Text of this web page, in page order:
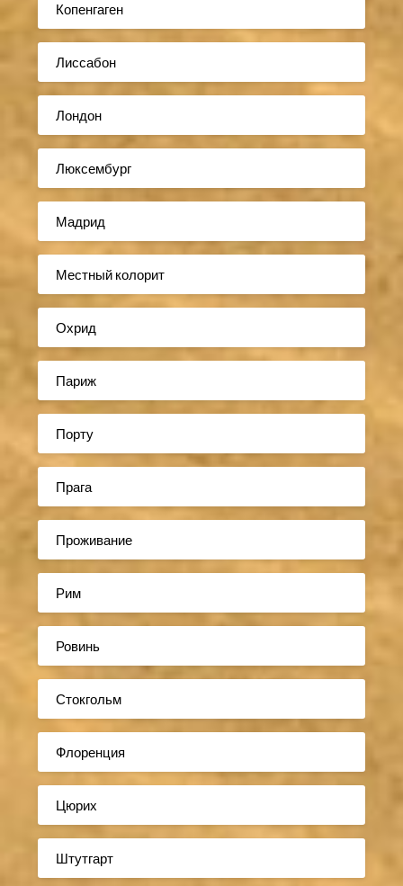
Копенгаген
Лиссабон
Лондон
Люксембург
Мадрид
Местный колорит
Охрид
Париж
Порту
Прага
Проживание
Рим
Ровинь
Стокгольм
Флоренция
Цюрих
Штутгарт